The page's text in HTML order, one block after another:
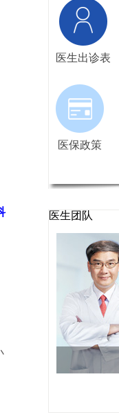
医生出诊表
医保政策
医生团队